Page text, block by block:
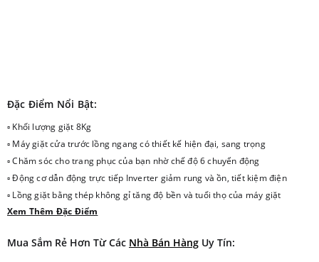
Đặc Điểm Nổi Bật:
▫ Khối lượng giặt 8Kg
▫ Máy giặt cửa trước lồng ngang có thiết kế hiện đại, sang trọng
▫ Chăm sóc cho trang phục của bạn nhờ chế độ 6 chuyển động
▫ Động cơ dẫn động trực tiếp Inverter giảm rung và ồn, tiết kiệm điện
▫ Lồng giặt bằng thép không gỉ tăng độ bền và tuổi thọ của máy giặt
▫ 14 chương trình giặt đa dạng phù hợp với nhiều loại áo quần, vải vóc
Xem Thêm Đặc Điểm
Mua Sắm Rẻ Hơn Từ Các Nhà Bán Hàng Uy Tín: